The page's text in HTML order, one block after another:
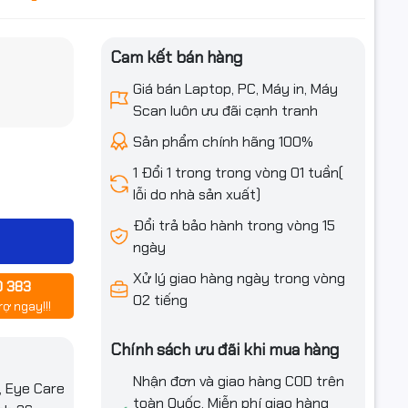
383
ngay!!!
Eye Care
Cam kết bán hàng
Giá bán Laptop, PC, Máy in, Máy
Scan luôn ưu đãi cạnh tranh
Sản phẩm chính hãng 100%
1 Đổi 1 trong trong vòng 01 tuần(
lỗi do nhà sản xuất)
Đổi trả bảo hành trong vòng 15
ngày
Xử lý giao hàng ngày trong vòng
02 tiếng
Chính sách ưu đãi khi mua hàng
Nhận đơn và giao hàng COD trên
toàn Quốc. Miễn phí giao hàng
ưu đãi